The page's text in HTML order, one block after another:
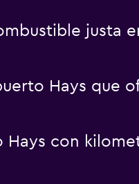
justa
Hays que
Hays con